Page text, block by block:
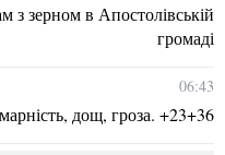
з зерном в Апостолівській
громаді
06:43
дощ, гроза. +23+36